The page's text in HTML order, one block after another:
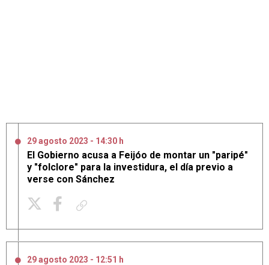
29 agosto 2023 - 14:30 h
El Gobierno acusa a Feijóo de montar un "paripé"
y "folclore" para la investidura, el día previo a
verse con Sánchez
29 agosto 2023 - 12:51 h